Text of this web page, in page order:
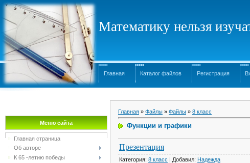
Математику нельзя
Главная Каталог файлов Регистрация
Меню сайта
Главная страница
Об авторе
К 65 -летию победы
Главная » Файлы » Файлы » 8 класс
Функции и графики
Презентация
Категория: 8 класс | Добавил: Надежда